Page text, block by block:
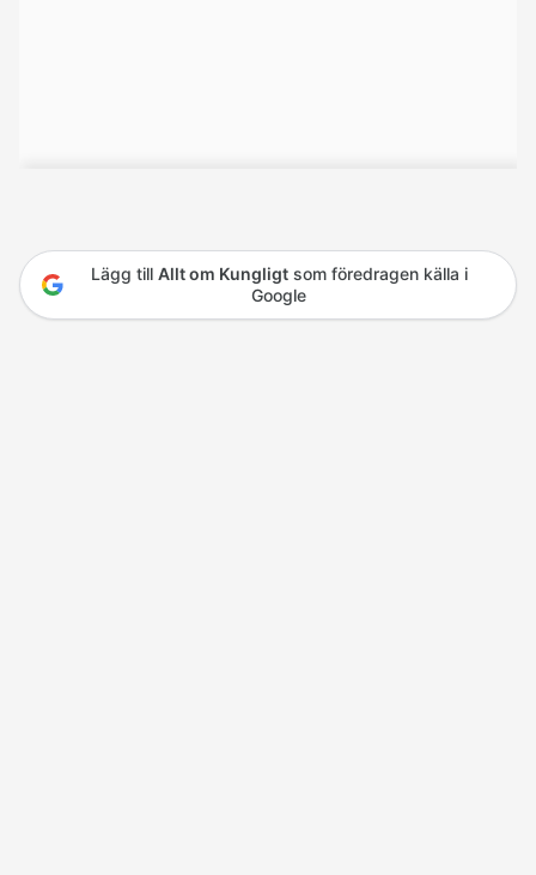
Lägg till Allt om Kungligtsom föredragen källa i
Google